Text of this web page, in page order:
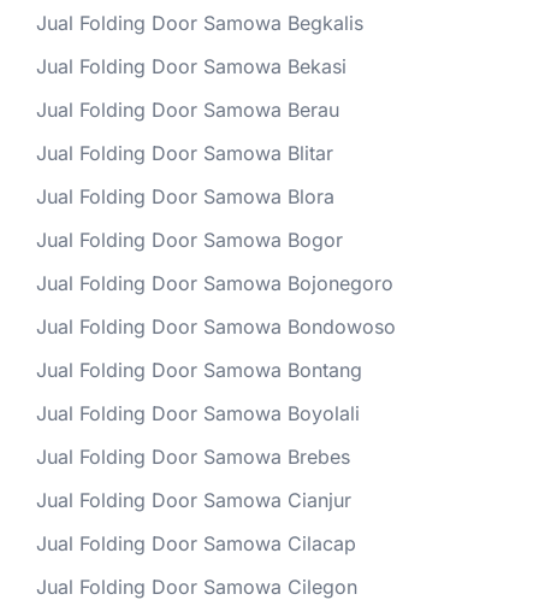
Jual Folding Door Samowa Begkalis
Jual Folding Door Samowa Bekasi
Jual Folding Door Samowa Berau
Jual Folding Door Samowa Blitar
Jual Folding Door Samowa Blora
Jual Folding Door Samowa Bogor
Jual Folding Door Samowa Bojonegoro
Jual Folding Door Samowa Bondowoso
Jual Folding Door Samowa Bontang
Jual Folding Door Samowa Boyolali
Jual Folding Door Samowa Brebes
Jual Folding Door Samowa Cianjur
Jual Folding Door Samowa Cilacap
Jual Folding Door Samowa Cilegon